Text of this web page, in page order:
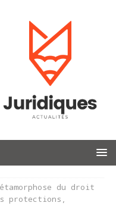
du droit
protections,